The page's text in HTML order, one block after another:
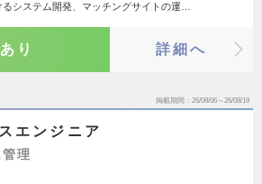
システム開発、マッチングサイトの運…
り 詳細へ
掲載期間 26/08/06～26/08/19
エンジニア
理